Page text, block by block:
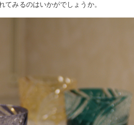
てみるのはいかがでしょうか。